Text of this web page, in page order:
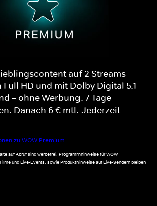
auf 2 Streams
HD und mit Dolby Digital 5.1
– ohne Werbung. 7 Tage
Danach 6 € mtl. Jederzeit
zu WOW Premium
auf Abruf sind werbefrei. Programmhinweise für WOW
und Live-Events, sowie Produkthinweise auf Live-Sendern bleiben